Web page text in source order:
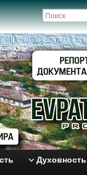
Духовность